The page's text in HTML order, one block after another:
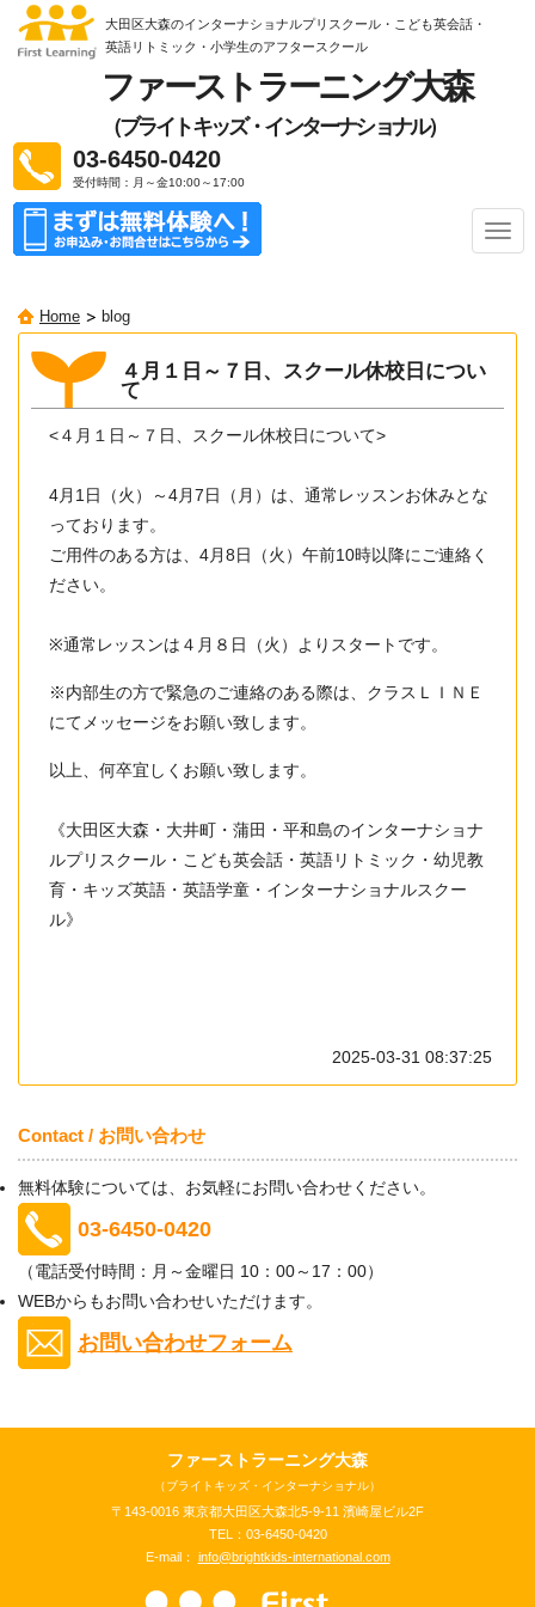
大田区大森のインターナショナルプリスクール・こども英会話・
英語リトミック ・小学生のアフタースクール
ファーストラーニング大森
（ブライトキッズ・インターナショナル）
03-6450-0420
受付時間：月～金10:00～17:00
ナ
ビ
Home blog
４月１日～７日、スクール休校日につい
て
<４月１日～７日、スクール休校日について>
4月 1日（火 ）～4月7日（ 月 ）は、通常レッスンお休みとな
っております。
ご用件のある方は、 4月8日（火 ）午前10時以降にご連絡く
ださい。
※通常レッスンは４月８日（火）よりスタートです。
※内部生の方で緊急のご連絡のある際は、クラスＬＩＮＥ
にてメッセージをお願い致します。
以上、何卒宜しくお願い致します。
《大田区大森・大井町・蒲田・平和島のインターナショナ
ルプリスクール・こども英会話・英語リトミック・幼児教
育・キッズ英語・英語学童・インターナショナルスクー
ル》
2025-03-31 08:37:25
Contact / お問い合わせ
無料体験については、お気軽にお問い合わせください。
03-6450-0420
（電話受付時間：月～金曜日 10：00～17：00）
WEBからもお問い合わせいただけます。
お問い合わせフォーム
ファーストラーニング大森
（ブライトキッズ・インターナショナル）
〒143-0016 東京都大田区大森北5-9-11 濱崎屋ビル2F
TEL：03-6450-0420
E-mail： info@brightkids-international.com